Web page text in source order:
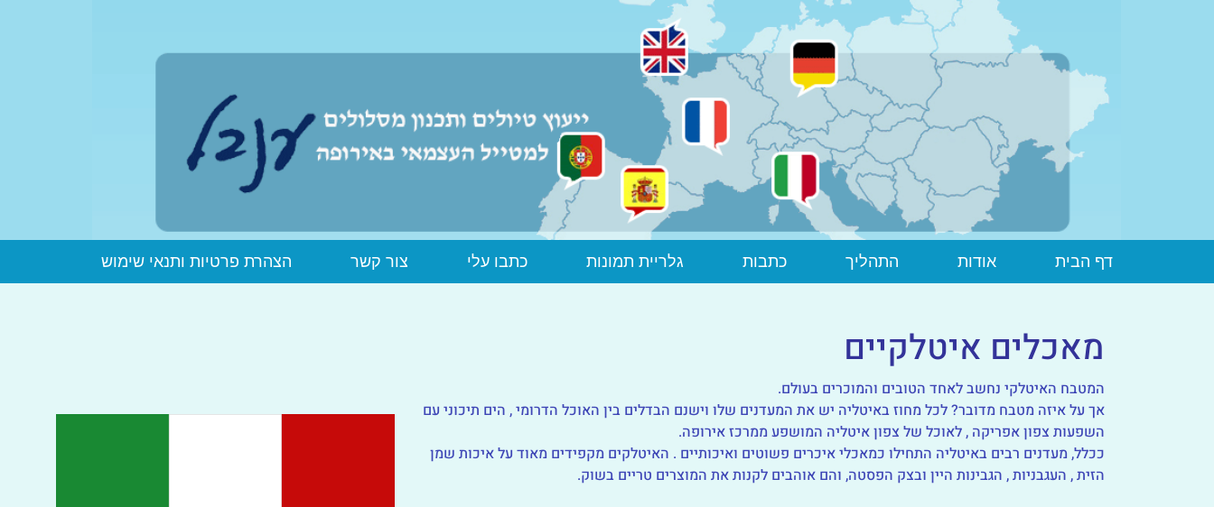
דף הבית אודות התהליך כתבות גלריית תמונות כתבו עלי צור קשר הצהרת פרטיות ותנאי שימוש
מאכלים איטלקיים
המטבח האיטלקי נחשב לאחד הטובים והמוכרים בעולם.
אך על איזה מטבח מדובר? לכל מחוז באיטליה יש את המעדנים שלו וישנם הבדלים בין האוכל הדרומי , הים תיכוני עם
השפעות צפון אפריקה , לאוכל של צפון איטליה המושפע ממרכז אירופה.
ככלל, מעדנים רבים באיטליה התחילו כמאכלי איכרים פשוטים ואיכותיים . האיטלקים מקפידים מאוד על איכות שמן
הזית , העגבניות , הגבינות היין ובצק הפסטה, והם אוהבים לקנות את המוצרים טריים בשוק.